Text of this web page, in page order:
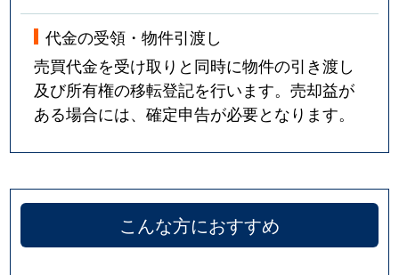
代金の受領・物件引渡し
売買代金を受け取りと同時に物件の引き渡し
及び所有権の移転登記を行います。売却益が
ある場合には、確定申告が必要となります。
こんな方におすすめ